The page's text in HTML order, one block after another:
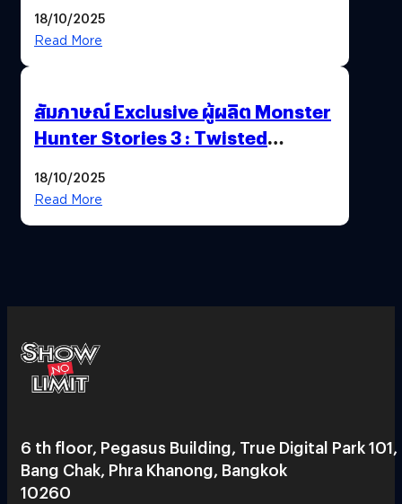
18/10/2025
Read More
สัมภาษณ์ Exclusive ผู้ผลิต Monster
Hunter Stories 3 : Twisted
สวยฉ่ำ !
18/10/2025
Read More
6 th floor, Pegasus Building, True Digital Park 101,
Bang Chak, Phra Khanong, Bangkok
10260